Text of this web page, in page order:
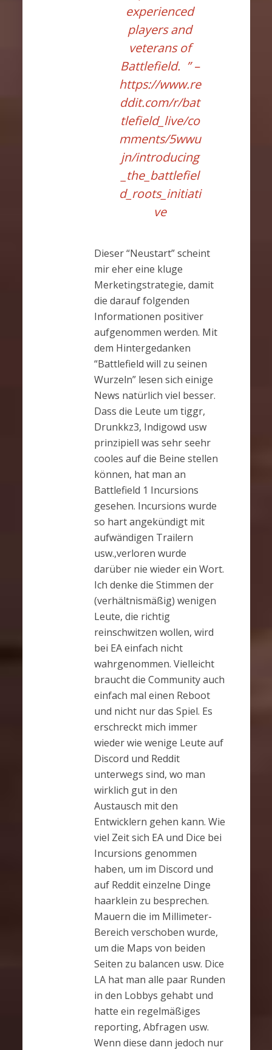
experienced
players and
veterans of
Battlefield. ” –
https://www.re
ddit.com/r/bat
tlefield_live/co
mments/5wwu
jn/introducing
_the_battlefiel
d_roots_initiati
ve
Dieser “Neustart” scheint
mir eher eine kluge
Merketingstrategie, damit
die darauf folgenden
Informationen positiver
aufgenommen werden. Mit
dem Hintergedanken
“Battlefield will zu seinen
Wurzeln” lesen sich einige
News natürlich viel besser.
Dass die Leute um tiggr,
Drunkkz3, Indigowd usw
prinzipiell was sehr seehr
cooles auf die Beine stellen
können, hat man an
Battlefield 1 Incursions
gesehen. Incursions wurde
so hart angekündigt mit
aufwändigen Trailern
usw.,verloren wurde
darüber nie wieder ein Wort.
Ich denke die Stimmen der
(verhältnismäßig) wenigen
Leute, die richtig
reinschwitzen wollen, wird
bei EA einfach nicht
wahrgenommen. Vielleicht
braucht die Community auch
einfach mal einen Reboot
und nicht nur das Spiel. Es
erschreckt mich immer
wieder wie wenige Leute auf
Discord und Reddit
unterwegs sind, wo man
wirklich gut in den
Austausch mit den
Entwicklern gehen kann. Wie
viel Zeit sich EA und Dice bei
Incursions genommen
haben, um im Discord und
auf Reddit einzelne Dinge
haarklein zu besprechen.
Mauern die im Millimeter-
Bereich verschoben wurde,
um die Maps von beiden
Seiten zu balancen usw. Dice
LA hat man alle paar Runden
in den Lobbys gehabt und
hatte ein regelmäßiges
reporting, Abfragen usw.
Wenn diese dann jedoch nur